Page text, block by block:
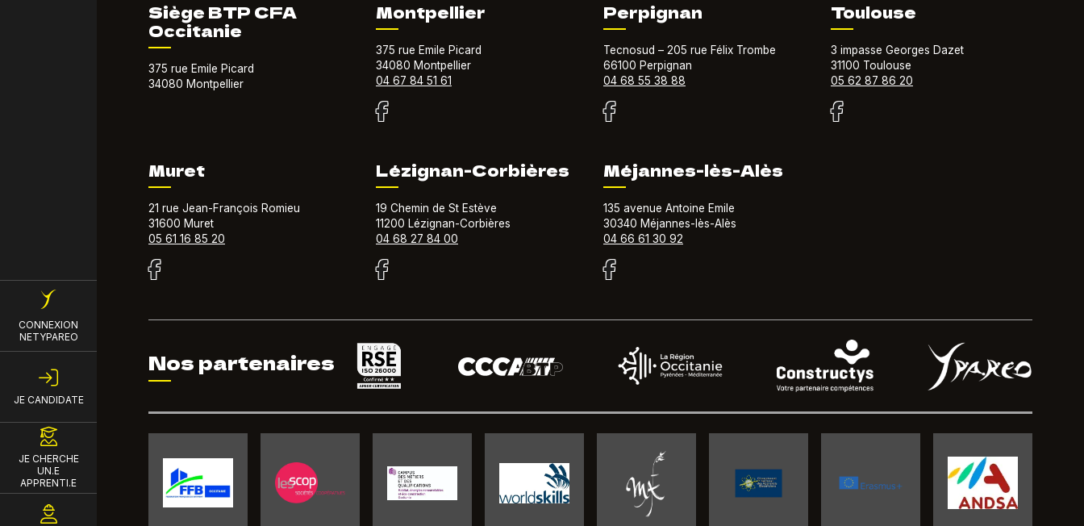
Menu du compte de l'utilisateur
CONNEXION
NETYPAREO
JE CANDIDATE
JE CHERCHE
UN.E
APPRENTI.E
Siège BTP CFA
Occitanie
375 rue Emile Picard
34080 Montpellier
Montpellier
375 rue Emile Picard
34080 Montpellier
04 67 84 51 61
Perpignan
Tecnosud – 205 rue Félix Trombe
66100 Perpignan
04 68 55 38 88
Toulouse
3 impasse Georges Dazet
31100 Toulouse
05 62 87 86 20
Muret
21 rue Jean-François Romieu
31600 Muret
05 61 16 85 20
Lézignan-Corbières
19 Chemin de St Estève
11200 Lézignan-Corbières
04 68 27 84 00
Méjannes-lès-Alès
135 avenue Antoine Emile
30340 Méjannes-lès-Alès
04 66 61 30 92
Nos partenaires